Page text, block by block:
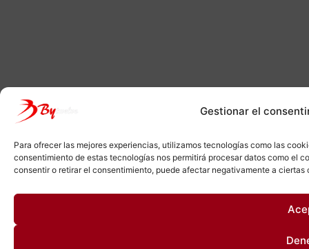
Gestionar el
Para ofrecer las mejores experiencias, utilizamos tecnologías como las
consentimiento de estas tecnologías nos permitirá procesar datos como el
consentir o retirar el consentimiento, puede afectar negativamente a